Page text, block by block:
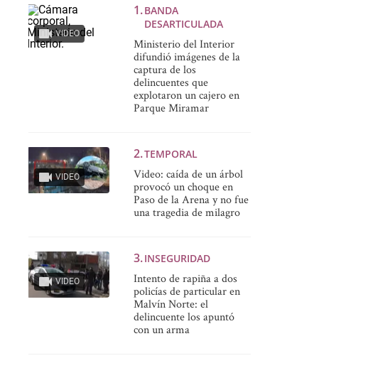
VIDEO
BANDA
DESARTICULADA
Ministerio del Interior
difundió imágenes de la
captura de los
delincuentes que
explotaron un cajero en
Parque Miramar
VIDEO
TEMPORAL
Video: caída de un árbol
provocó un choque en
Paso de la Arena y no fue
una tragedia de milagro
VIDEO
INSEGURIDAD
Intento de rapiña a dos
policías de particular en
Malvín Norte: el
delincuente los apuntó
con un arma